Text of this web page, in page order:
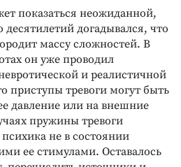
показаться неожиданной,
догадывался, что
массу сложностей. В
он уже проводил
и реалистичной
приступы тревоги могут быть
давление или на внешние
пружины тревоги
не в состоянии
ее стимулами. Оставалось